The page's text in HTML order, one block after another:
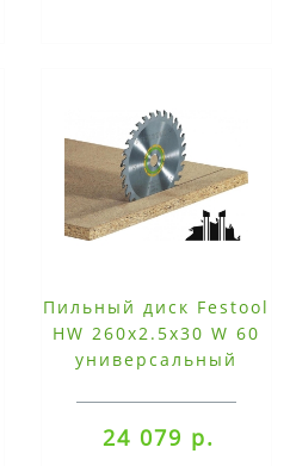
Пильный диск Festool
HW 260х2.5х30 W 60
универсальный
24 079 р.